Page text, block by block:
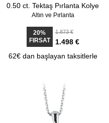
0.50 ct. Tektaş Pırlanta Kolye
Altın ve Pırlanta
20%
FIRSAT
1.873 €
1.498 €
62€ dan başlayan taksitlerle